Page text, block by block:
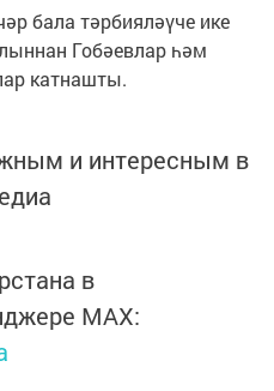
бала тәрбияләүче ике
Гобәевлар һәм
катнашты.
и интересным в
в
MАХ: